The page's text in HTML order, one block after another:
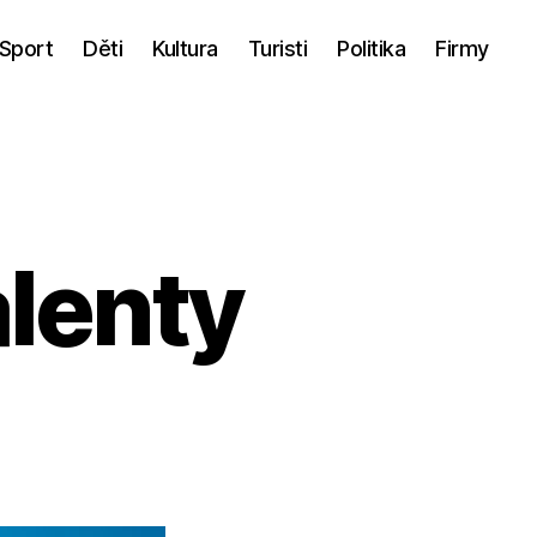
Sport Děti Kultura Turisti Politika Firmy